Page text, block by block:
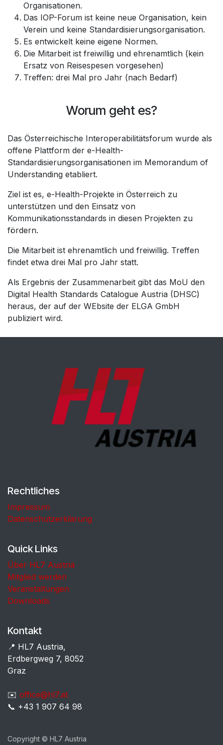
Organisationen.
Das IOP-Forum ist keine neue Organisation, kein
Verein und keine Standardisierungsorganisation.
Es entwickelt keine eigene Normen.
Die Mitarbeit ist freiwillig und ehrenamtlich (kein
Ersatz von Reisespesen vorgesehen)
Treffen: drei Mal pro Jahr (nach Bedarf)
Worum geht es?
Das Österreichische Interoperabilitätsforum wurde als
offene Plattform der e-Health-
Standardisierungsorganisationen im Memorandum of
Understanding etabliert.
Ziel ist es, e-Health-Projekte in Österreich zu
unterstützen und den Einsatz von
Kommunikationsstandards in diesen Projekten zu
fördern.
Die Mitarbeit ist ehrenamtlich und freiwillig. Treffen
findet etwa drei Mal pro Jahr statt.
Als Ergebnis der Zusammenarbeit gibt das MoU den
Digital Health Standards Catalogue Austria (DHSC)
heraus, der auf der WEbsite der ELGA GmbH
publiziert wird.
Rechtliches
Impressum
Datenschutzerklärung
Quick Links
Über HL7 Austria
Mitglied werden
Veranstaltungen
Downloads
Kontakt
📍 HL7 Austria,
Erdbergweg 7, 8052
Graz
✉️ office@hl7.at
📞 +43 1 907 64 98
Copyright © HL7 Austria